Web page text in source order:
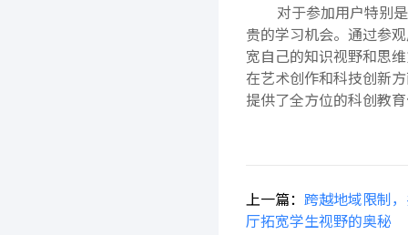
对于参加用户特别
贵的学习机会。通过参
宽自己的知识视野和思
在艺术创作和科技创新
提供了全方位的科创教
上一篇： 跨越地域限制
厅拓宽学生视野的奥秘